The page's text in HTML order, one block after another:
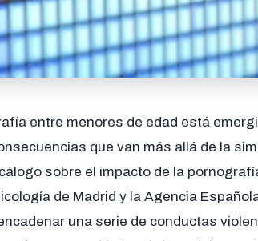
entre menores de edad está
que van más allá de la
sobre el impacto de la
de Madrid y la Agencia
una serie de conductas